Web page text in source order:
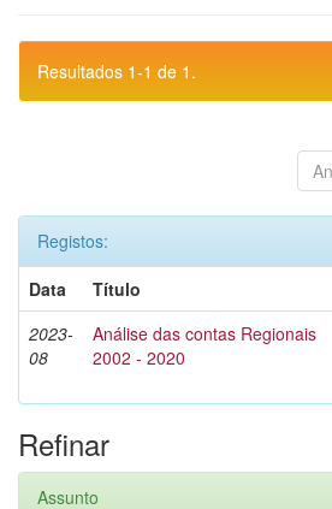
Resultados 1-1 de 1.
Registos:
Data
Título
2023-
08
Análise das contas Regionais
2002 - 2020
Refinar
Assunto